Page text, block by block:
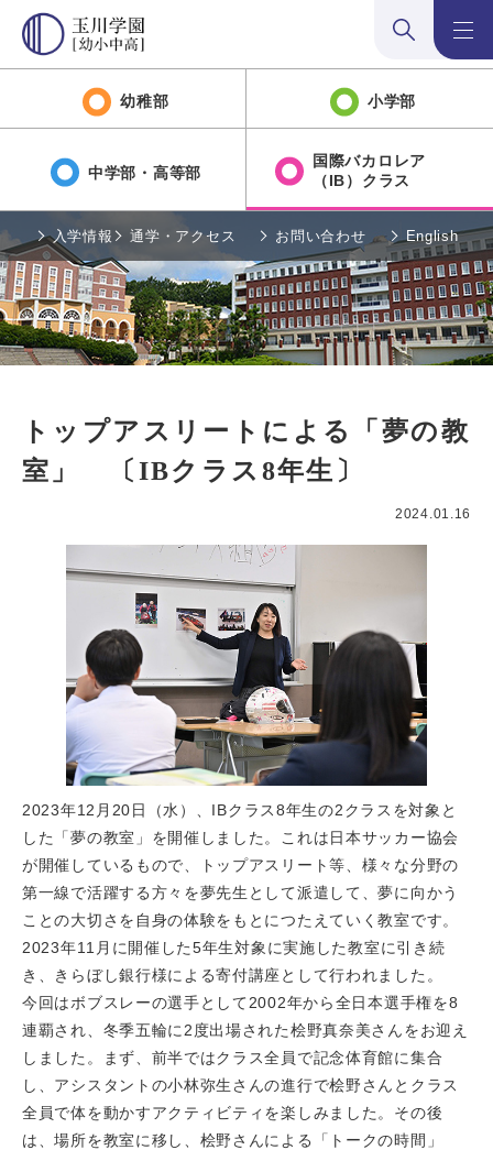
検索:開くメニュ
幼稚部 小学部
中学部・高等部
国際バカロレア
（IB）クラス
入学情報 通学・アクセス お問い合わせ English
トップアスリートによる「夢の教
室」 〔IBクラス8年生〕
2024.01.16
2023年12月20日（水）、IBクラス8年生の2クラスを対象と
した「夢の教室」を開催しました。これは日本サッカー協会
が開催しているもので、トップアスリート等、様々な分野の
第一線で活躍する方々を夢先生として派遣して、夢に向かう
ことの大切さを自身の体験をもとにつたえていく教室です。
2023年11月に開催した5年生対象に実施した教室に引き続
き、きらぼし銀行様による寄付講座として行われました。
今回はボブスレーの選手として2002年から全日本選手権を8
連覇され、冬季五輪に2度出場された桧野真奈美さんをお迎え
しました。まず、前半ではクラス全員で記念体育館に集合
し、アシスタントの小林弥生さんの進行で桧野さんとクラス
全員で体を動かすアクティビティを楽しみました。その後
は、場所を教室に移し、桧野さんによる「トークの時間」